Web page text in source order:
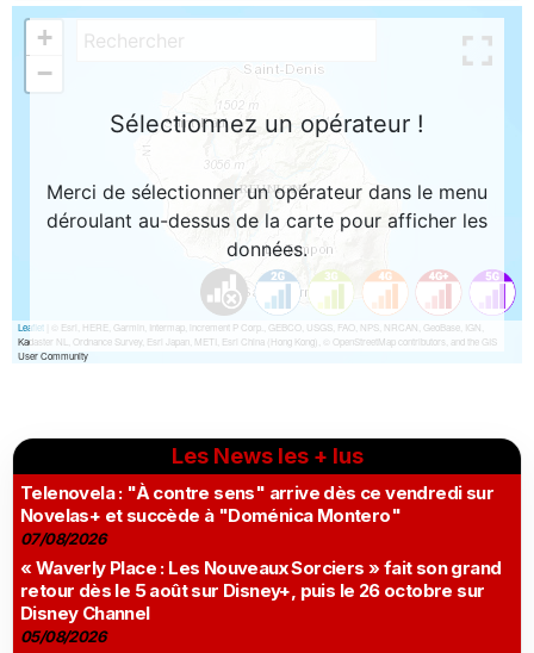
Les News les + lus
Telenovela : "À contre sens" arrive dès ce vendredi sur
Novelas+ et succède à "Doménica Montero"
07/08/2026
« Waverly Place : Les Nouveaux Sorciers » fait son grand
retour dès le 5 août sur Disney+, puis le 26 octobre sur
Disney Channel
05/08/2026